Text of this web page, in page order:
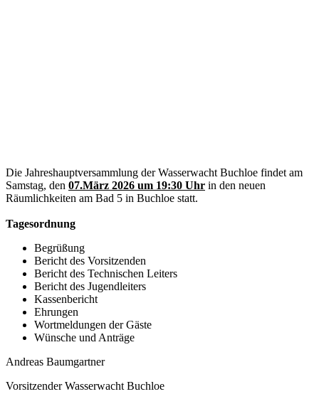
Die Jahreshauptversammlung der Wasserwacht Buchloe findet am
Samstag, den 07.März 2026 um 19:30 Uhr in den neuen
Räumlichkeiten am Bad 5 in Buchloe statt.
Tagesordnung
Begrüßung
Bericht des Vorsitzenden
Bericht des Technischen Leiters
Bericht des Jugendleiters
Kassenbericht
Ehrungen
Wortmeldungen der Gäste
Wünsche und Anträge
Andreas Baumgartner
Vorsitzender Wasserwacht Buchloe